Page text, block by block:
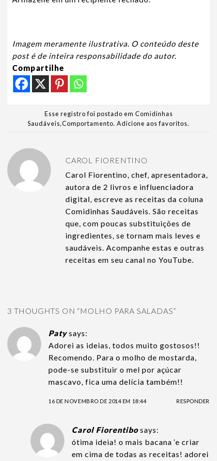
Imagem meramente ilustrativa. O conteúdo deste
post é de inteira responsabilidade do autor.
Compartilhe
Esse registro foi postado em Comidinhas
Saudáveis,Comportamento. Adicione aos favoritos.
CAROL FIORENTINO
Carol Fiorentino, chef, apresentadora,
autora de 2 livros e influenciadora
digital, escreve as receitas da coluna
Comidinhas Saudáveis. São receitas
que, com poucas substituições de
ingredientes, se tornam mais leves e
saudáveis. Acompanhe estas e outras
receitas em seu canal no YouTube.
3 THOUGHTS ON “MOLHO PARA SALADAS”
Paty says:
Adorei as ideias, todos muito gostosos!!
Recomendo. Para o molho de mostarda,
pode-se substituir o mel por açúcar
mascavo, fica uma delícia também!!
16 DE NOVEMBRO DE 2014 EM 18:44 RESPONDER
Carol Fiorentibo says:
ótima ideia! o mais bacana ‘e criar
em cima de todas as receitas! adorei